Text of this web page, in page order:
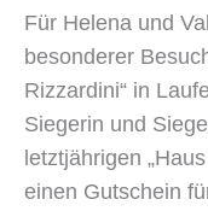
Für Helena und
besonderer
Rizzardini“ in
Siegerin und
letztjährigen
einen Gutschein
Auf
den
Spuren
des
Biosphären-
Eises